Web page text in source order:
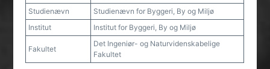
Studienævn
Studienævn for Byggeri, By og Miljø
Institut
Institut for Byggeri, By og Miljø
Fakultet
Det Ingeniør- og Naturvidenskabelige
Fakultet